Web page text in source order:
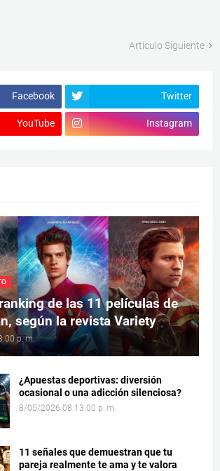
Artículo Siguiente
Facebook Twitter
YouTube Instagram
de las 11 películas de
según la revista Variety
p. m.
¿Apuestas deportivas: diversión
ocasional o una adicción silenciosa?
8/05/2026 08:13:00 p. m.
11 señales que demuestran que tu
pareja realmente te ama y te valora